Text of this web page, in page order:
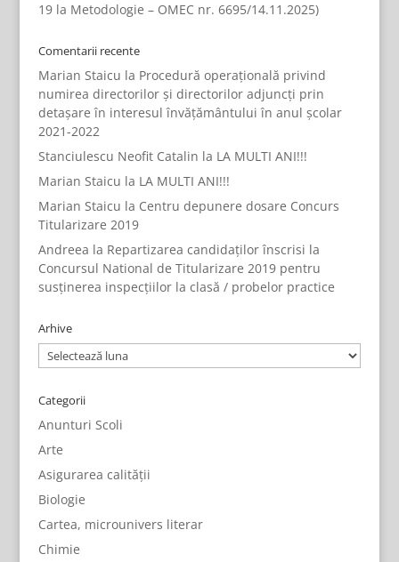
19 la Metodologie – OMEC nr. 6695/14.11.2025)
Comentarii recente
Marian Staicu la Procedură operațională privind
numirea directorilor și directorilor adjuncți prin
detașare în interesul învățământului în anul școlar
2021-2022
Stanciulescu Neofit Catalin la LA MULTI ANI!!!
Marian Staicu la LA MULTI ANI!!!
Marian Staicu la Centru depunere dosare Concurs
Titularizare 2019
Andreea la Repartizarea candidaților înscrisi la
Concursul National de Titularizare 2019 pentru
susținerea inspecțiilor la clasă / probelor practice
Arhive
Arhive
Categorii
Anunturi Scoli
Arte
Asigurarea calității
Biologie
Cartea, microunivers literar
Chimie